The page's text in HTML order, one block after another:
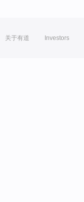
关于有道 Investors